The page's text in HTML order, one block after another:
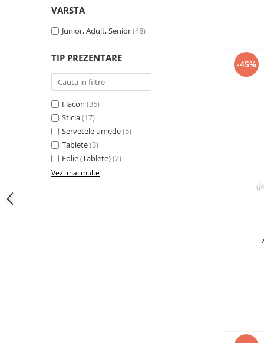
VARSTA
Junior, Adult, Senior(48)
TIP PREZENTARE
Flacon (35)
Sticla(17)
Servetele umede(5)
Tablete(3)
Folie (Tablete)(2)
Vezi mai multe
-45%